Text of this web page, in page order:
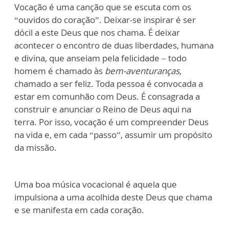
Vocação é uma canção que se escuta com os
“ouvidos do coração”. Deixar-se inspirar é ser
dócil a este Deus que nos chama. É deixar
acontecer o encontro de duas liberdades, humana
e divina, que anseiam pela felicidade – todo
homem é chamado às bem-aventuranças,
chamado a ser feliz. Toda pessoa é convocada a
estar em comunhão com Deus. É consagrada a
construir e anunciar o Reino de Deus aqui na
terra. Por isso, vocação é um compreender Deus
na vida e, em cada “passo”, assumir um propósito
da missão.
Uma boa música vocacional é aquela que
impulsiona a uma acolhida deste Deus que chama
e se manifesta em cada coração.